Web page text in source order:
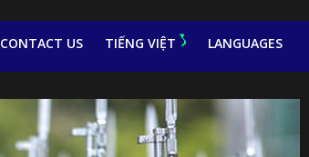
CONTACT US TIẾNG VIỆT LANGUAGES